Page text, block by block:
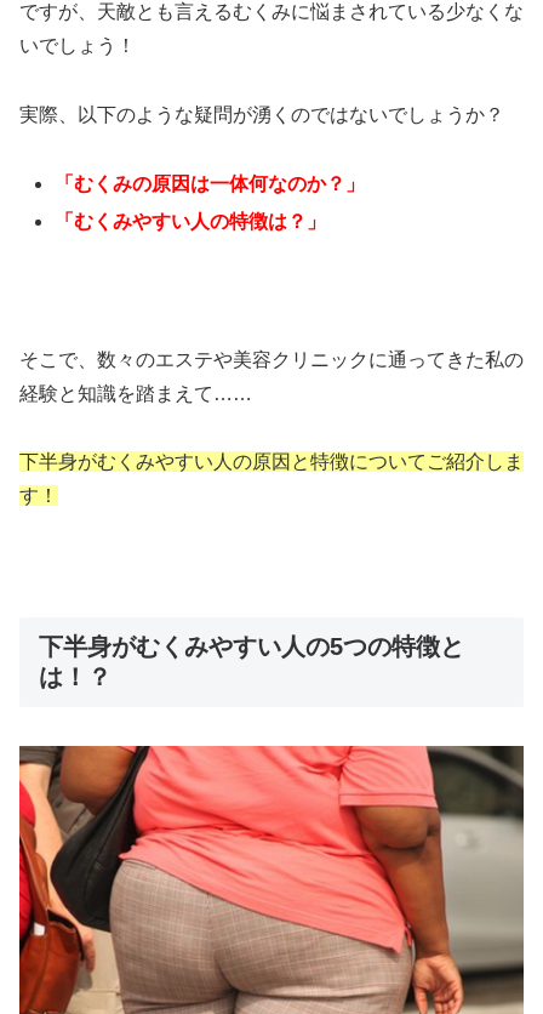
ですが、天敵とも言えるむくみに悩まされている少なくな
いでしょう！
実際、以下のような疑問が湧くのではないでしょうか？
「むくみの原因は一体何なのか？」
「むくみやすい人の特徴は？」
そこで、数々のエステや美容クリニックに通ってきた私の
経験と知識を踏まえて……
下半身がむくみやすい人の原因と特徴についてご紹介しま
す！
下半身がむくみやすい人の5つの特徴と
は！？